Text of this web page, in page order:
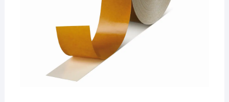
¡Hola! Soy el asesor virtual de Ferretería El Arroyo.
Cuéntame qué necesitas y te ayudo a encontrarlo,
aunque no sepas el nombre exacto